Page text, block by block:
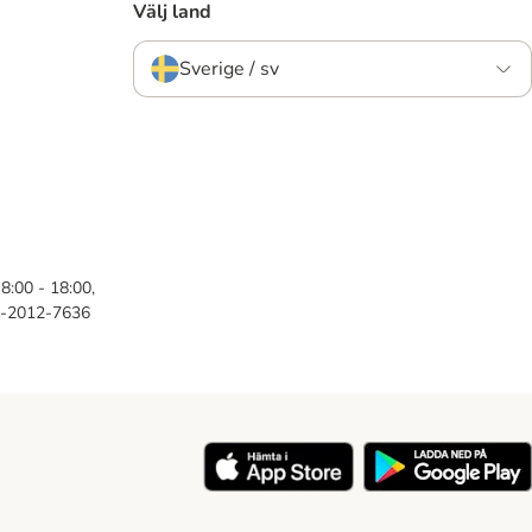
- 18:00,
2012-7636
Välj land
Sverige / sv